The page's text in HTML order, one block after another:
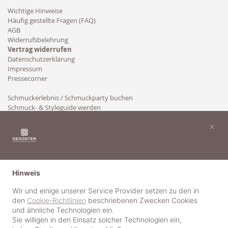
Wichtige Hinweise
Häufig gestellte Fragen (FAQ)
AGB
Widerrufsbelehrung
Vertrag widerrufen
Datenschutzerklärung
Impressum
Pressecorner
Schmuckerlebnis / Schmuckparty buchen
Schmuck- & Styleguide werden
Hinweis
Wir und einige unserer Service Provider setzen zu den in
den Cookie-Richtlinien beschriebenen Zwecken Cookies
und ähnliche Technologien ein.
Sie willigen in den Einsatz solcher Technologien ein,
×